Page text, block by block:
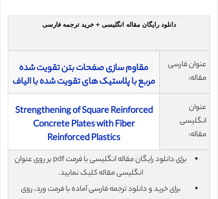
دانلود رایگان مقاله انگلیسی + خرید ترجمه فارسی
عنوان فارسی
مقاله:
مقاوم سازی صفحات بتن تقویت شده
مربع با پلاستیک های تقویت شده با الیاف
عنوان
انگلیسی
مقاله:
Strengthening of Square Reinforced
Concrete Plates with Fiber
Reinforced Plastics
برای دانلود رایگان مقاله انگلیسی با فرمت pdf بر روی عنوان
انگلیسی مقاله کلیک نمایید.
برای خرید و دانلود ترجمه فارسی آماده با فرمت ورد، روی